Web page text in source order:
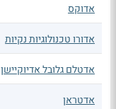
אדוקס
אדורו טכנולוגיות נקיות
אדטלם גלובל אדיוקיישן
אדטראן